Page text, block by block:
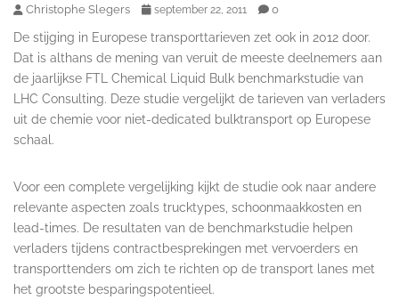
Christophe Slegers september 22, 2011 0
De stijging in Europese transporttarieven zet ook in 2012 door.
Dat is althans de mening van veruit de meeste deelnemers aan
de jaarlijkse FTL Chemical Liquid Bulk benchmarkstudie van
LHC Consulting. Deze studie vergelijkt de tarieven van verladers
uit de chemie voor niet-dedicated bulktransport op Europese
schaal.
Voor een complete vergelijking kijkt de studie ook naar andere
relevante aspecten zoals trucktypes, schoonmaakkosten en
lead-times. De resultaten van de benchmarkstudie helpen
verladers tijdens contractbesprekingen met vervoerders en
transporttenders om zich te richten op de transport lanes met
het grootste besparingspotentieel.